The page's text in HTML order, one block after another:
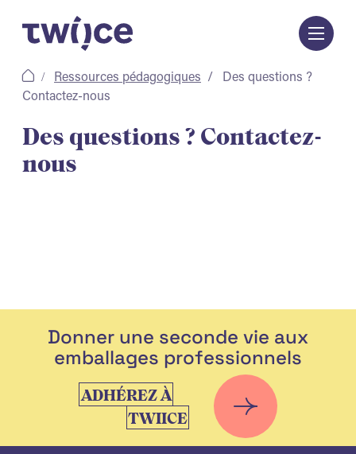
contenu
Ressources pédagogiques
Des questions ?
Contactez-nous
Des questions ? Contactez-
nous
Donner une seconde vie aux
emballages professionnels
ADHÉREZ À
TWIICE